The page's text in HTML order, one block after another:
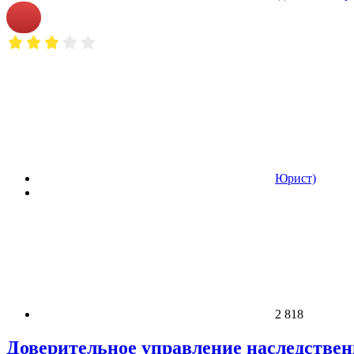
Юрист)
2 818
Доверительное управление